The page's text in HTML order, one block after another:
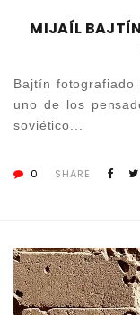
MIJAÍL
Bajtín
uno de los
soviético...
0 SHARE